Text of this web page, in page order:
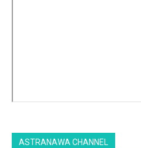
ASTRANAWA CHANNEL